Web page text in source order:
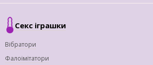
Секс іграшки
Вібратори
Фалоімітатори